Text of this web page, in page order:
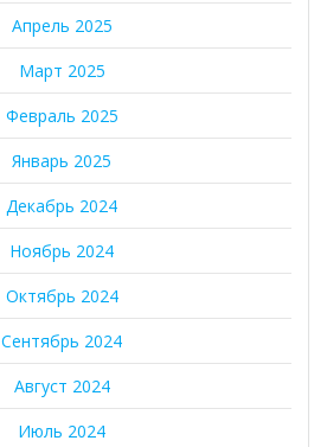
Апрель 2025
Март 2025
Февраль 2025
Январь 2025
Декабрь 2024
Ноябрь 2024
Октябрь 2024
Сентябрь 2024
Август 2024
Июль 2024